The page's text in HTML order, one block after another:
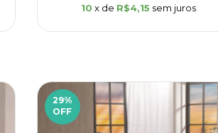
10 x de R$4,15 sem juros
29%
OFF